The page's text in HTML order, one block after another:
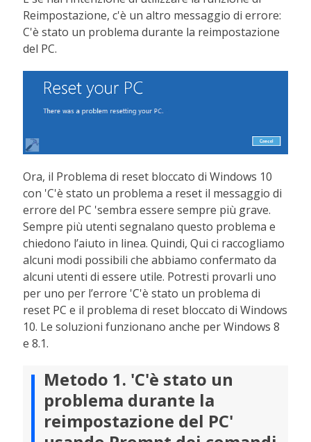
Reimpostazione, c'è un altro messaggio di errore:
C'è stato un problema durante la reimpostazione
del PC.
Ora, il Problema di reset bloccato di Windows 10
con 'C'è stato un problema a reset il messaggio di
errore del PC 'sembra essere sempre più grave.
Sempre più utenti segnalano questo problema e
chiedono l’aiuto in linea. Quindi, Qui ci raccogliamo
alcuni modi possibili che abbiamo confermato da
alcuni utenti di essere utile. Potresti provarli uno
per uno per l’errore 'C'è stato un problema di
reset PC e il problema di reset bloccato di Windows
10. Le soluzioni funzionano anche per Windows 8
e 8.1.
Metodo 1. 'C'è stato un
problema durante la
reimpostazione del PC'